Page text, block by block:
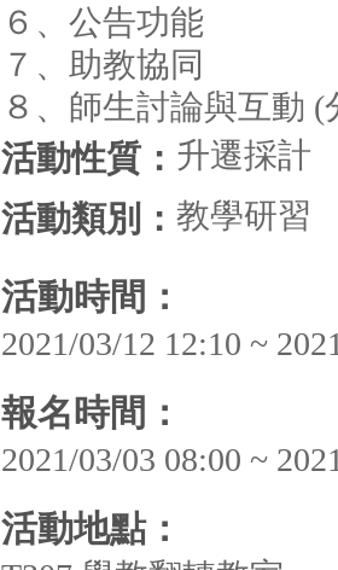
６、公告功能
７、助教協同
８、師生討論與互動 (
活動性質： 升遷採計
活動類別： 教學研習
活動時間：
2021/03/12 12:10 ~
報名時間：
2021/03/03 08:00 ~
活動地點：